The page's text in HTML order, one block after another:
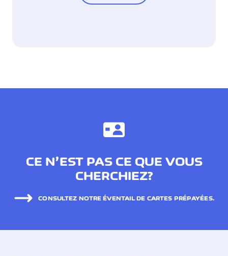
CE N’EST PAS CE QUE VOUS
CHERCHIEZ?
CONSULTEZ NOTRE ÉVENTAIL DE CARTES PRÉPAYÉES.